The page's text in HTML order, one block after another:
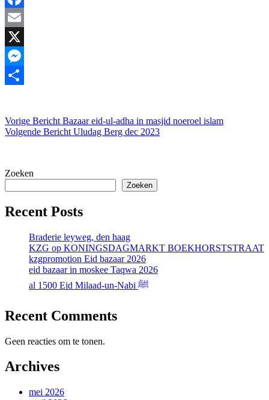
Facebook
Email
X
Messenger
Vorige Bericht Bazaar eid-ul-adha in masjid noeroel islam
Volgende Bericht Uludag Berg dec 2023
Zoeken
Zoeken
Recent Posts
Braderie leyweg, den haag
KZG op KONINGSDAGMARKT BOEKHORSTSTRAAT
kzgpromotion Eid bazaar 2026
eid bazaar in moskee Taqwa 2026
al 1500 Eid Milaad-un-Nabi ﷺ
Recent Comments
Geen reacties om te tonen.
Archives
mei 2026